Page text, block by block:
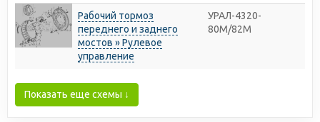
Рабочий тормоз
переднего и заднего
мостов » Рулевое
управление
УРАЛ-4320-
80М/82М
Показать еще схемы ↓